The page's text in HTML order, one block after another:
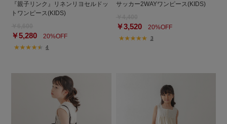
『親子リンク』リネンリヨセルドッ
トワンピース(KIDS)
￥5,280 20%OFF
4
サッカー2WAYワンピース(KIDS)
￥3,52020%OFF
3